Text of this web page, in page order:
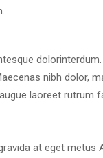
nibh dolor,
laoreet rutrum
at eget metus